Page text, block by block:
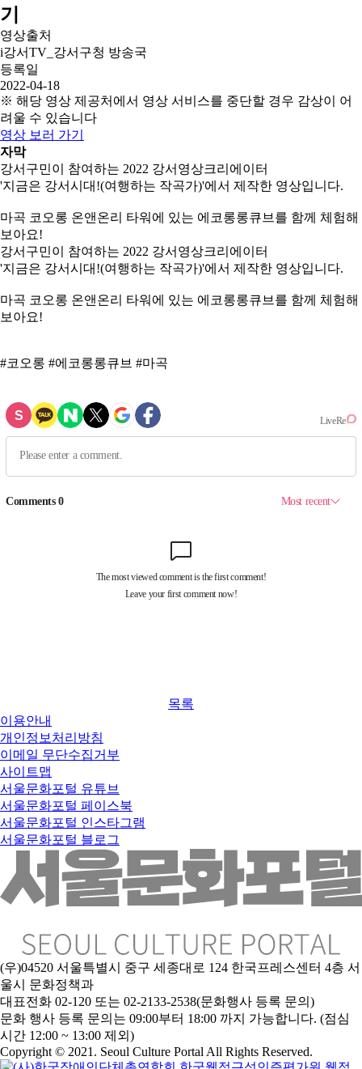
기
영상출처
i강서TV_강서구청 방송국
등록일
2022-04-18
※ 해당 영상 제공처에서 영상 서비스를 중단할 경우 감상이 어
려울 수 있습니다
영상 보러 가기
자막
강서구민이 참여하는 2022 강서영상크리에이터
'지금은 강서시대!(여행하는 작곡가)'에서 제작한 영상입니다.
마곡 코오롱 온앤온리 타워에 있는 에코롱롱큐브를 함께 체험해
보아요!
강서구민이 참여하는 2022 강서영상크리에이터
'지금은 강서시대!(여행하는 작곡가)'에서 제작한 영상입니다.
마곡 코오롱 온앤온리 타워에 있는 에코롱롱큐브를 함께 체험해
보아요!
#코오롱 #에코롱롱큐브 #마곡
목록
이용안내
개인정보처리방침
이메일 무단수집거부
사이트맵
서울문화포털 유튜브
서울문화포털 페이스북
서울문화포털 인스타그램
서울문화포털 블로그
(우)04520 서울특별시 중구 세종대로 124 한국프레스센터 4층 서
울시 문화정책과
대표전화 02-120 또는 02-2133-2538(문화행사 등록 문의)
문화 행사 등록 문의는 09:00부터 18:00 까지 가능합니다. (점심
시간 12:00 ~ 13:00 제외)
Copyright © 2021. Seoul Culture Portal All Rights Reserved.